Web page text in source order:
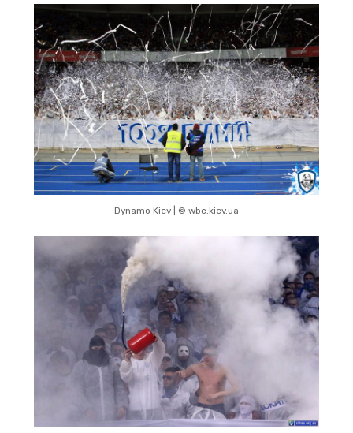
Dynamo Kiev | © wbc.kiev.ua